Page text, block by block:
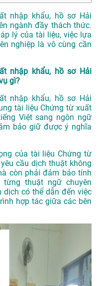
nhập khẩu, hồ sơ Hải
ngành đầy thách thức.
lý của tài liệu, việc lựa
nghiệp là vô cùng cần
nhập khẩu, hồ sơ Hải
gì?
nhập khẩu, hồ sơ Hải
tài liệu Chứng từ xuất
Việt sang ngôn ngữ
bảo giữ được ý nghĩa
của tài liệu Chứng từ
cầu dịch thuật không
còn phải đảm bảo tính
thuật ngữ chuyên
dịch có thể dẫn đến việc
hợp tác giữa các bên